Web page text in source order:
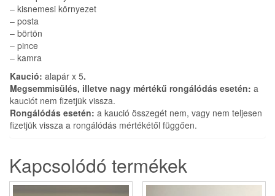
– kisnemesi környezet
– posta
– börtön
– pince
– kamra
Kaució: alapár x 5.
Megsemmisülés, illetve nagy mértékű rongálódás esetén: a
kauciót nem fizetjük vissza.
Rongálódás esetén: a kaució összegét nem, vagy nem teljesen
fizetjük vissza a rongálódás mértékétől függően.
Kapcsolódó termékek